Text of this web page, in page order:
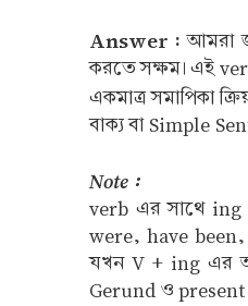
Answer : আমরা
করতে সক্ষম। এই
একমাত্র সমাপিকা
বাক্য বা Simple
Note :
verb এর সাথে
were, have
যখন V + ing এর
Gerund ও